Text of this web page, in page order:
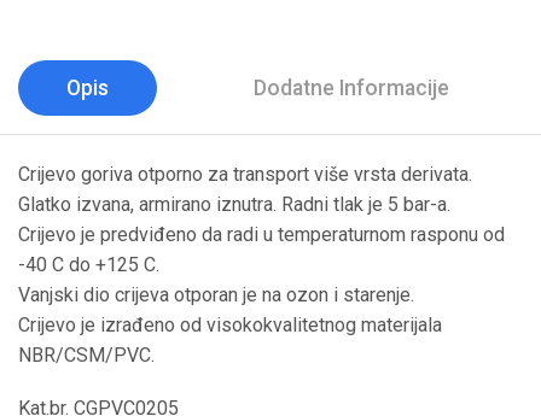
Opis Dodatne Informacije
Crijevo goriva otporno za transport više vrsta derivata.
Glatko izvana, armirano iznutra. Radni tlak je 5 bar-a.
Crijevo je predviđeno da radi u temperaturnom rasponu od
-40 C do +125 C.
Vanjski dio crijeva otporan je na ozon i starenje.
Crijevo je izrađeno od visokokvalitetnog materijala
NBR/CSM/PVC.
Kat.br. CGPVC0205